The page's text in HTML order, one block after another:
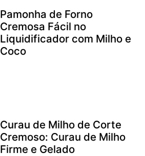
Pamonha de Forno
Cremosa Fácil no
Liquidificador com Milho e
Coco
Curau de Milho de Corte
Cremoso: Curau de Milho
Firme e Gelado